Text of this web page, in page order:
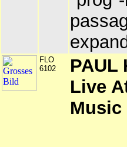
FLO
6102
PAUL
Live
Music